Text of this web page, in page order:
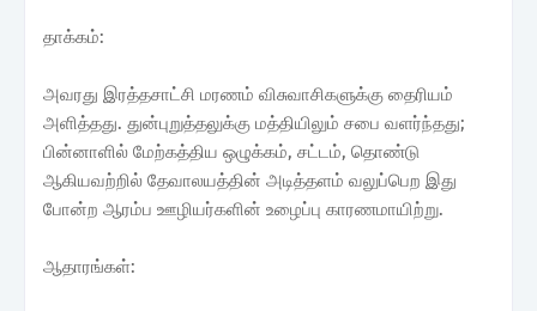
தாக்கம்:
அவரது இரத்தசாட்சி மரணம் விசுவாசிகளுக்கு தைரியம்
அளித்தது. துன்புறுத்தலுக்கு மத்தியிலும் சபை வளர்ந்தது;
பின்னாளில் மேற்கத்திய ஒழுக்கம், சட்டம், தொண்டு
ஆகியவற்றில் தேவாலயத்தின் அடித்தளம் வலுப்பெற இது
போன்ற ஆரம்ப ஊழியர்களின் உழைப்பு காரணமாயிற்று.
ஆதாரங்கள்: